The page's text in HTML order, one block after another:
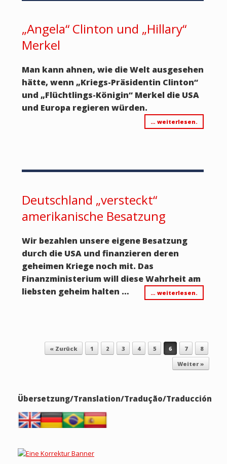
„Angela“ Clinton und „Hillary“
Merkel
Man kann ahnen, wie die Welt ausgesehen
hätte, wenn „Kriegs-Präsidentin Clinton“
und „Flüchtlings-Königin“ Merkel die USA
und Europa regieren würden.
… weiterlesen.
Deutschland „versteckt“
amerikanische Besatzung
Wir bezahlen unsere eigene Besatzung
durch die USA und finanzieren deren
geheimen Kriege noch mit. Das
Finanzministerium will diese Wahrheit am
liebsten geheim halten …
… weiterlesen.
Beitragsnavigation
« Zurück 1 2 3 4 5 6 7
8
Weiter »
Übersetzung/Translation/Tradução/Traducción